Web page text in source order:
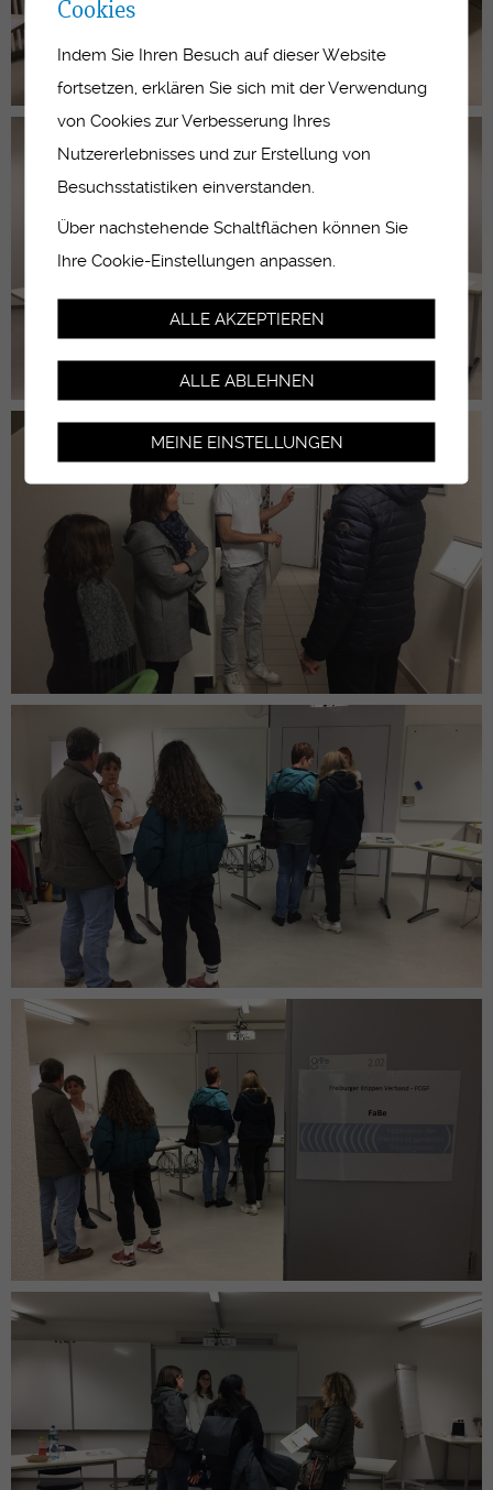
Cookies
Indem Sie Ihren Besuch auf dieser Website
fortsetzen, erklären Sie sich mit der Verwendung
von Cookies zur Verbesserung Ihres
Nutzererlebnisses und zur Erstellung von
Besuchsstatistiken einverstanden.
Über nachstehende Schaltflächen können Sie
Ihre Cookie-Einstellungen anpassen.
ALLE AKZEPTIEREN
ALLE ABLEHNEN
MEINE EINSTELLUNGEN